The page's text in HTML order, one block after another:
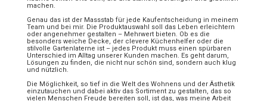
machen.
Genau das ist der Massstab für jede Kaufentscheidung in meinem
Team und bei mir. Die Produktauswahl soll das Leben erleichtern
oder angenehmer gestalten – Mehrwert bieten. Ob es die
besonders weiche Decke, der clevere Küchenhelfer oder die
stilvolle Gartenlaterne ist – jedes Produkt muss einen spürbaren
Unterschied im Alltag unserer Kunden machen. Es geht darum,
Lösungen zu finden, die nicht nur schön sind, sondern auch klug
und nützlich.
Die Möglichkeit, so tief in die Welt des Wohnens und der Ästhetik
einzutauchen und dabei aktiv das Sortiment zu gestalten, das so
vielen Menschen Freude bereiten soll, ist das, was meine Arbeit